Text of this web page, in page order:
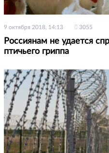
9 октября 2018, 14:13 3055
Россиянам не удается
птичьего гриппа